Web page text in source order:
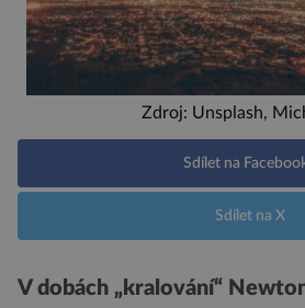
Zdroj: Unsplash,
Sdílet na
Sdílet na X
V dobách „kralování“